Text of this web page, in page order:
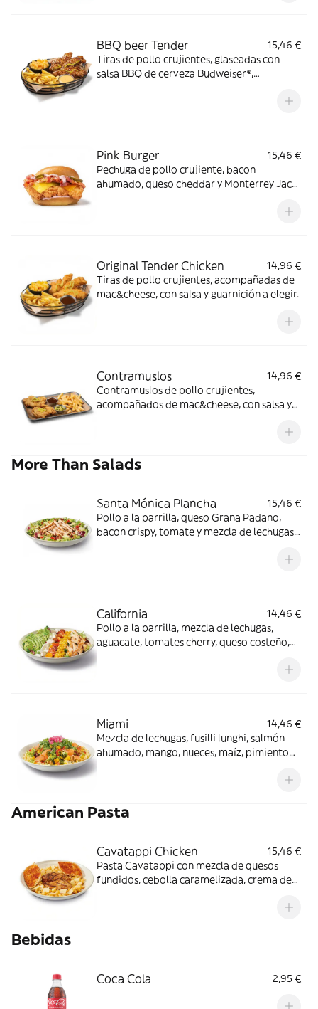
BBQ beer Tender
15,46 €
Tiras de pollo crujientes, glaseadas con
salsa BBQ de cerveza Budweiser®,
Pink Burger
15,46 €
Pechuga de pollo crujiente, bacon
ahumado, queso cheddar y Monterrey Jack
Original Tender Chicken
14,96 €
Tiras de pollo crujientes, acompañadas de
mac&cheese, con salsa y guarnición a elegir.
Contramuslos
14,96 €
Contramuslos de pollo crujientes,
acompañados de mac&cheese, con salsa y
More Than Salads
Santa Mónica Plancha
15,46 €
Pollo a la parrilla, queso Grana Padano,
bacon crispy, tomate y mezcla de lechugas
California
14,46 €
Pollo a la parrilla, mezcla de lechugas,
aguacate, tomates cherry, queso costeño,
Miami
14,46 €
Mezcla de lechugas, fusilli lunghi, salmón
ahumado, mango, nueces, maíz, pimiento
congelados a Tª < de -20ºC, mínimo 24
American Pasta
Cavatappi Chicken
15,46 €
Pasta Cavatappi con mezcla de quesos
fundidos, cebolla caramelizada, crema de
Bebidas
Coca Cola 2,95 €